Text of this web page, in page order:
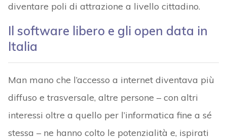
diventare poli di attrazione a livello cittadino.
Il software libero e gli open data in
Italia
Man mano che l’accesso a internet diventava più
diffuso e trasversale, altre persone – con altri
interessi oltre a quello per l’informatica fine a sé
stessa – ne hanno colto le potenzialità e, ispirati